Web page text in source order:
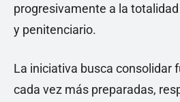
progresivamente a la
y penitenciario.
La iniciativa busca consolidar
cada vez más preparadas,